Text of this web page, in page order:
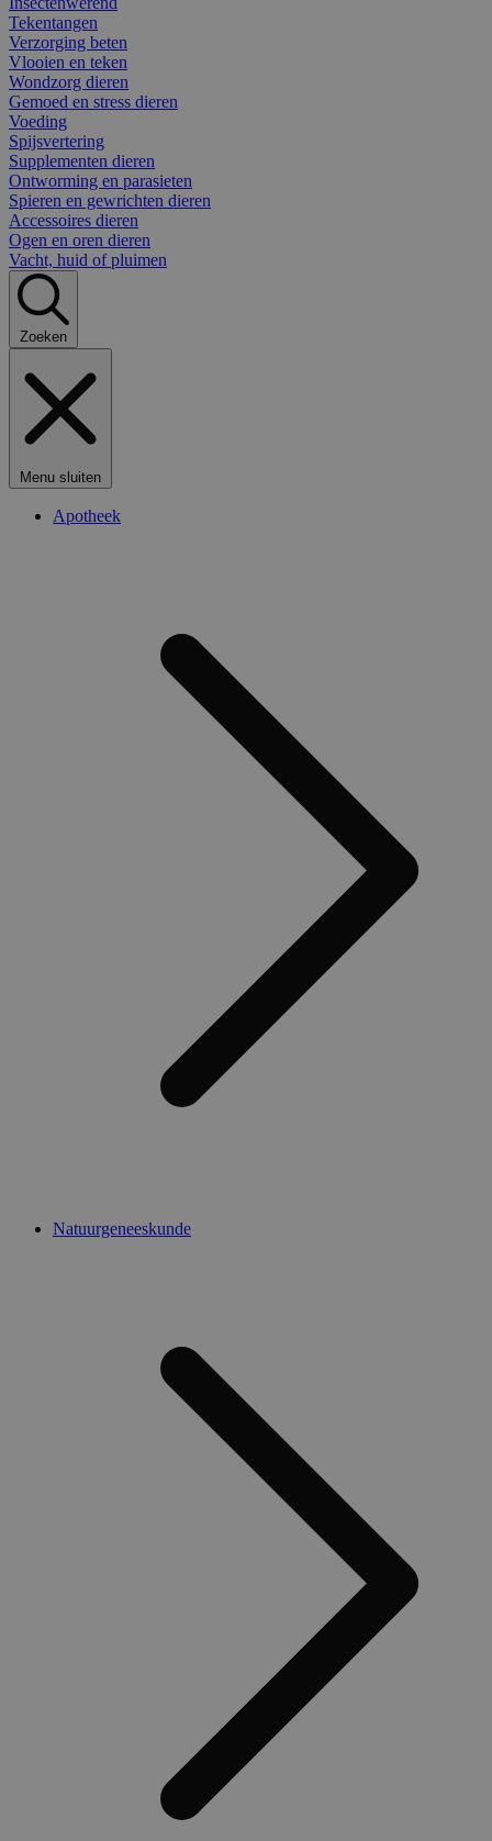
Tekentangen
Verzorging beten
Vlooien en teken
Wondzorg dieren
Gemoed en stress dieren
Voeding
Spijsvertering
Supplementen dieren
Ontworming en parasieten
Spieren en gewrichten dieren
Accessoires dieren
Ogen en oren dieren
Vacht, huid of pluimen
Zoeken
Menu sluiten
Apotheek
Natuurgeneeskunde